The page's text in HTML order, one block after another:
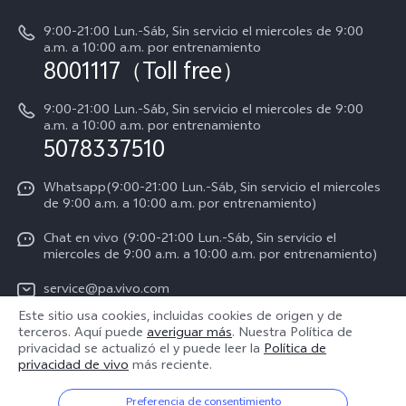
Manual de usuario
Instrucciones de la garantía de vivo
Declaración de privacidad para Servicio
Consulta el Precio de los Repuestos
Acerca de nosotros
Centro de privacidad de vivo
9:00-21:00 Lun.-Sáb, Sin servicio el miercoles de 9:00
a.m. a 10:00 a.m. por entrenamiento
8001117（Toll free）
9:00-21:00 Lun.-Sáb, Sin servicio el miercoles de 9:00
a.m. a 10:00 a.m. por entrenamiento
5078337510
Whatsapp(9:00-21:00 Lun.-Sáb, Sin servicio el miercoles
de 9:00 a.m. a 10:00 a.m. por entrenamiento)
Chat en vivo (9:00-21:00 Lun.-Sáb, Sin servicio el
miercoles de 9:00 a.m. a 10:00 a.m. por entrenamiento)
service@pa.vivo.com
Panama | Seleccione país/región
Este sitio usa cookies, incluidas cookies de origen y de
terceros. Aquí puede averiguar más. Nuestra Política de
privacidad se actualizó el y puede leer la Política de
privacidad de vivomás reciente.